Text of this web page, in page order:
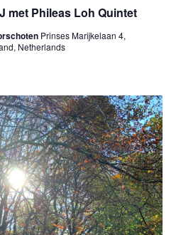
met Phileas Loh Quintet
Prinses Marijkelaan 4,
Netherlands